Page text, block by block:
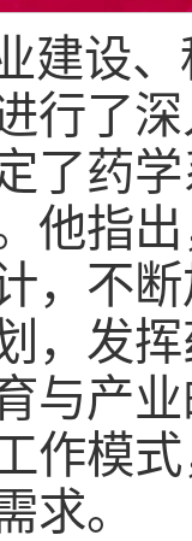
建设
行了
了药
他指
，不
，发
与产
作模
求。